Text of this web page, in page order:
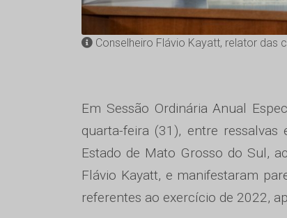
Conselheiro Flávio Kayatt, relator das
Em Sessão Ordinária Anual
quarta-feira (31), entre
Estado de Mato Grosso do Sul,
Flávio Kayatt, e manifestaram
referentes ao exercício de 2022,